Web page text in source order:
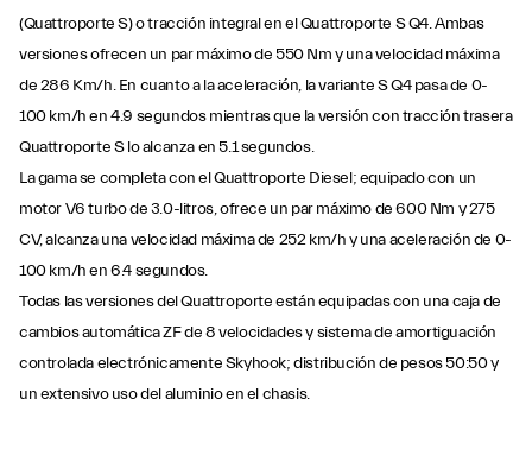
(Quattroporte S) o tracción integral en el Quattroporte S Q4. Ambas
versiones ofrecen un par máximo de 550 Nm y una velocidad máxima
de 286 Km/h. En cuanto a la aceleración, la variante S Q4 pasa de 0-
100 km/h en 4.9 segundos mientras que la versión con tracción trasera
Quattroporte S lo alcanza en 5.1 segundos.
La gama se completa con el Quattroporte Diesel; equipado con un
motor V6 turbo de 3.0-litros, ofrece un par máximo de 600 Nm y 275
CV, alcanza una velocidad máxima de 252 km/h y una aceleración de 0-
100 km/h en 6.4 segundos.
Todas las versiones del Quattroporte están equipadas con una caja de
cambios automática ZF de 8 velocidades y sistema de amortiguación
controlada electrónicamente Skyhook; distribución de pesos 50:50 y
un extensivo uso del aluminio en el chasis.